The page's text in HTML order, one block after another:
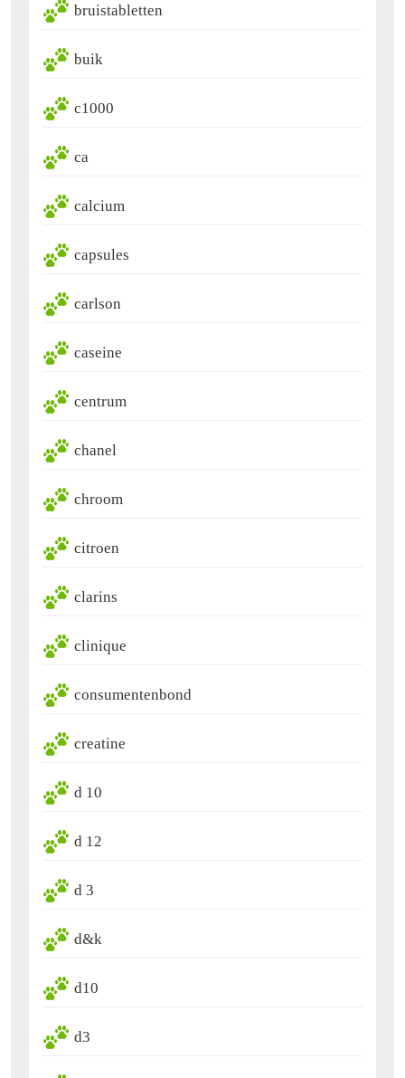
bruistabletten
buik
c1000
ca
calcium
capsules
carlson
caseine
centrum
chanel
chroom
citroen
clarins
clinique
consumentenbond
creatine
d 10
d 12
d 3
d&k
d10
d3